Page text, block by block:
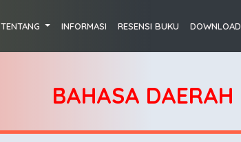
TENTANG INFORMASI RESENSI BUKU DOWNLOAD
BAHASA DAERAH